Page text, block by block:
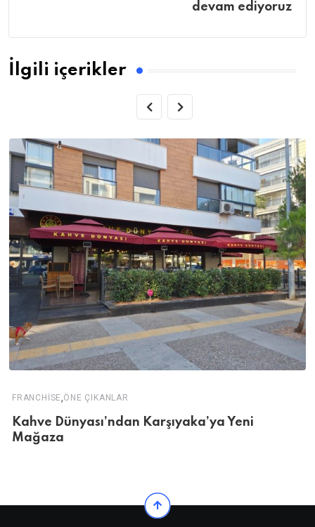
devam ediyoruz
İlgili içerikler
FRANCHISE,ÖNE ÇIKANLAR
Kahve Dünyası’ndan Karşıyaka’ya Yeni
Mağaza